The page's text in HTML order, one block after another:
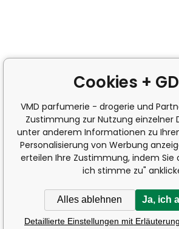
Cookies +
VMD parfumerie - drogerie und
Zustimmung zur Nutzung einzelner
unter anderem Informationen zu
Personalisierung von Werbung
erteilen Ihre Zustimmung, indem Sie
ich stimme zu"
Alles ablehnen Ja, ich
Detaillierte Einstellungen mit